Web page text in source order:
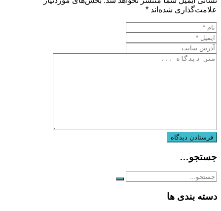
علامت‌گذاری شده‌اند *
جستجو…
دسته بندی ها